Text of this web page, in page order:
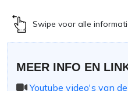
Swipe voor alle
MEER INFO EN
Youtube video's van